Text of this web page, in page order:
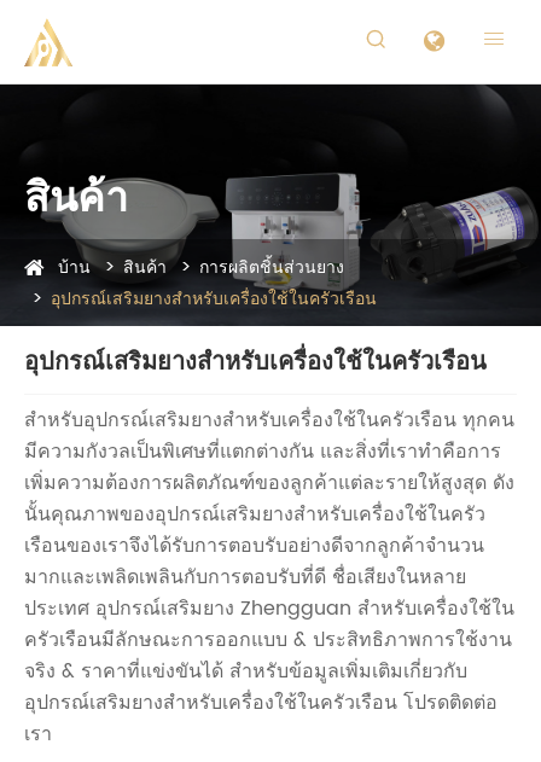
 
สินค้า
บ้าน สินค้า
การผลิตชิ้นส่วนยาง
อุปกรณ์เสริมยางสำหรับเครื่องใช้ในครัวเรือน
อุปกรณ์เสริมยางสำหรับเครื่องใช้ในครัวเรือน
สำหรับอุปกรณ์เสริมยางสำหรับเครื่องใช้ในครัวเรือน ทุกคน
มีความกังวลเป็นพิเศษที่แตกต่างกัน และสิ่งที่เราทำคือการ
เพิ่มความต้องการผลิตภัณฑ์ของลูกค้าแต่ละรายให้สูงสุด ดัง
นั้นคุณภาพของอุปกรณ์เสริมยางสำหรับเครื่องใช้ในครัว
เรือนของเราจึงได้รับการตอบรับอย่างดีจากลูกค้าจำนวน
มากและเพลิดเพลินกับการตอบรับที่ดี ชื่อเสียงในหลาย
ประเทศ อุปกรณ์เสริมยาง Zhengguan สำหรับเครื่องใช้ใน
ครัวเรือนมีลักษณะการออกแบบ & ประสิทธิภาพการใช้งาน
จริง & ราคาที่แข่งขันได้ สำหรับข้อมูลเพิ่มเติมเกี่ยวกับ
อุปกรณ์เสริมยางสำหรับเครื่องใช้ในครัวเรือน โปรดติดต่อ
เรา